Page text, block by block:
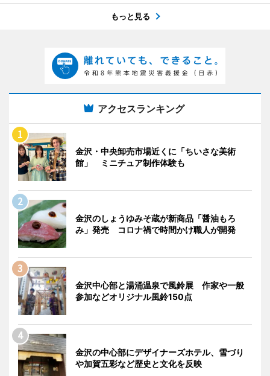
もっと見る
アクセスランキング
金沢・中央卸売市場近くに「ちいさな美術
館」 ミニチュア制作体験も
金沢のしょうゆみそ蔵が新商品「醤油もろ
み」発売 コロナ禍で時間かけ職人が開発
金沢中心部と湯涌温泉で風鈴展 作家や一般
参加などオリジナル風鈴150点
金沢の中心部にデザイナーズホテル、雪づり
や加賀五彩など歴史と文化を反映